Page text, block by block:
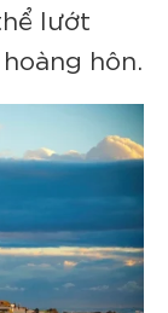
lướt
hôn.